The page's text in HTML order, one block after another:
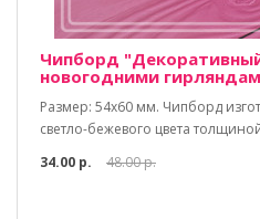
Чипборд
новогодними
Размер: 54х60 мм. Чипборд
светло-бежевого цвета
34.00 р.
48.00 р.